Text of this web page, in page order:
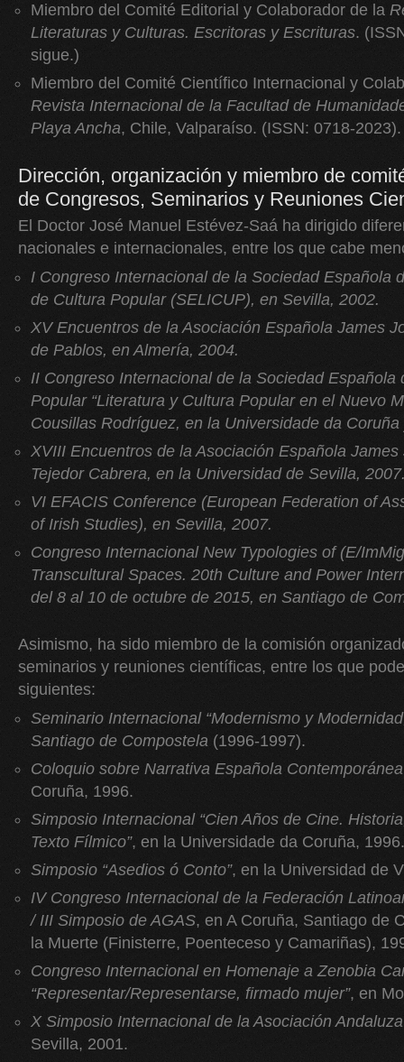
Miembro del Comité Editorial y Colaborador de la
Literaturas y Culturas. Escritoras y Escrituras.
sigue.)
Miembro del Comité Científico Internacional y
Revista Internacional de la Facultad de
Playa Ancha, Chile, Valparaíso. (ISSN: 0718-
Dirección, organización y miembro de
de Congresos, Seminarios y Reuniones
El Doctor José Manuel Estévez-Saá ha dirigido
nacionales e internacionales, entre los que cabe
I Congreso Internacional de la Sociedad Española
de Cultura Popular (SELICUP), en Sevilla, 2002.
XV Encuentros de la Asociación Española James
de Pablos, en Almería, 2004.
II Congreso Internacional de la Sociedad Española
Popular “Literatura y Cultura Popular en el Nuevo
Cousillas Rodríguez, en la Universidade da
XVIII Encuentros de la Asociación Española
Tejedor Cabrera, en la Universidad de Sevilla,
VI EFACIS Conference (European Federation of
of Irish Studies), en Sevilla, 2007.
Congreso Internacional New Typologies of (E/
Transcultural Spaces. 20th Culture and Power
del 8 al 10 de octubre de 2015, en Santiago de
Asimismo, ha sido miembro de la comisión
seminarios y reuniones científicas, entre los que
siguientes:
Seminario Internacional “Modernismo y
Santiago de Compostela (1996-1997).
Coloquio sobre Narrativa Española Contemporánea
Coruña, 1996.
Simposio Internacional “Cien Años de Cine.
Texto Fílmico”, en la Universidade da Coruña, 1996.
Simposio “Asedios ó Conto”, en la Universidad de
IV Congreso Internacional de la Federación
/ III Simposio de AGAS, en A Coruña, Santiago de
la Muerte (Finisterre, Poenteceso y Camariñas),
Congreso Internacional en Homenaje a Zenobia
“Representar/Representarse, firmado mujer”, en
X Simposio Internacional de la Asociación
Sevilla, 2001.